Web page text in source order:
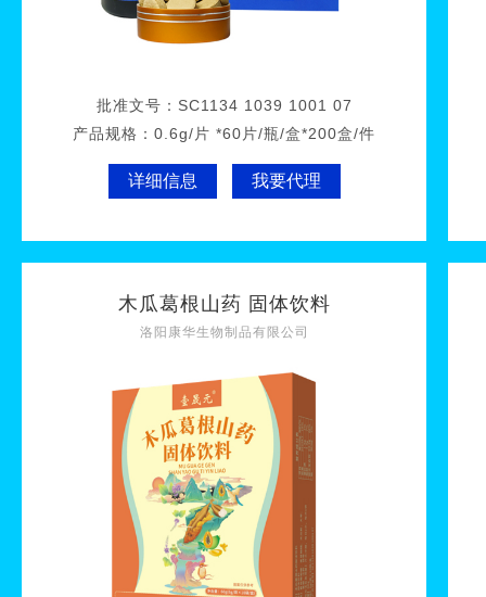
批准文号： SC1134 1039 1001 07
产品规格： 0.6g/片 *60片/瓶/盒*200盒/件
详细信息 我要代理
木瓜葛根山药 固体饮料
洛阳康华生物制品有限公司